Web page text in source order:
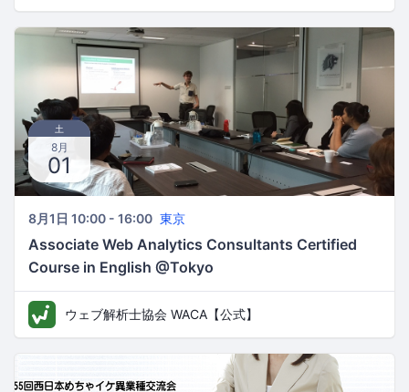
土
8月
01
8月1日 10:00 - 16:00 東京
Associate Web Analytics Consultants Certified
Course in English @Tokyo
ウェブ解析士協会 WACA【公式】